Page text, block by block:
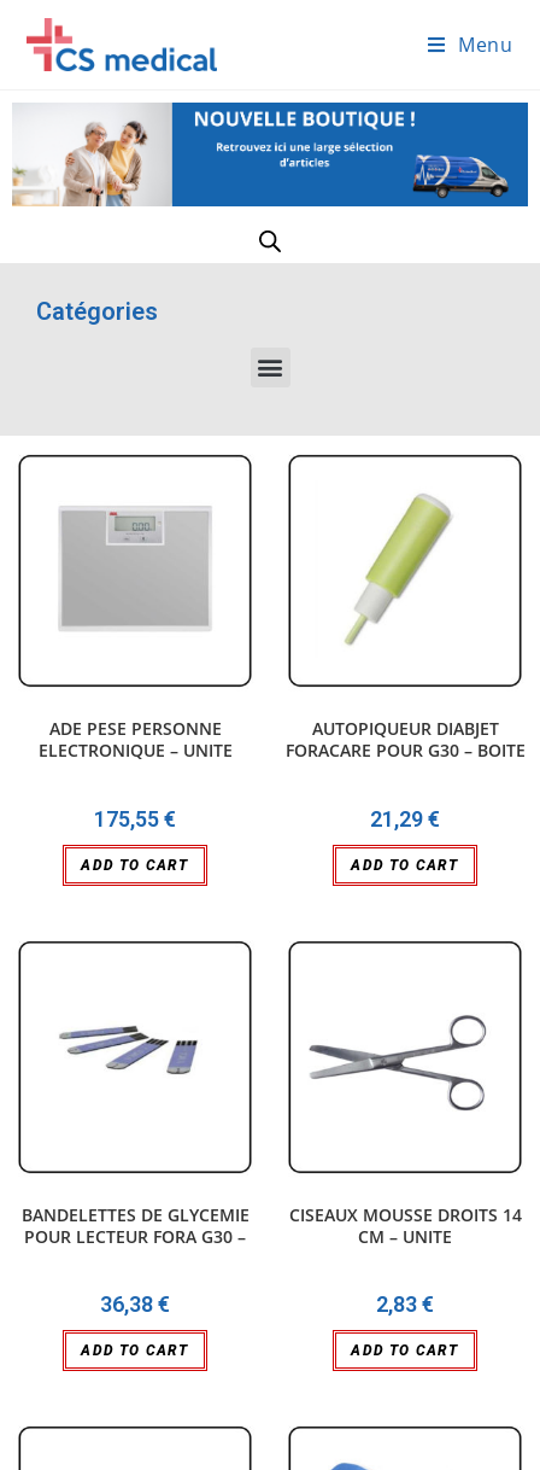
Menu
Catégories
ADE PESE PERSONNE
ELECTRONIQUE – UNITE
175,55€
ADD TO CART
AUTOPIQUEUR DIABJET
FORACARE POUR G30 – BOITE
21,29€
ADD TO CART
BANDELETTES DE GLYCEMIE
POUR LECTEUR FORA G30 –
36,38€
ADD TO CART
CISEAUX MOUSSE DROITS 14
CM – UNITE
2,83€
ADD TO CART